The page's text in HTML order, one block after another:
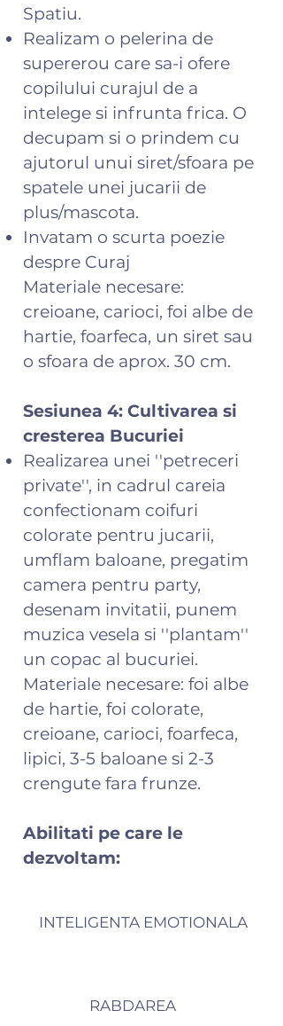
Spatiu.
Realizam o pelerina de
supererou care sa-i ofere
copilului curajul de a
intelege si infrunta frica. O
decupam si o prindem cu
ajutorul unui siret/sfoara pe
spatele unei jucarii de
plus/mascota.
Invatam o scurta poezie
despre Curaj
Materiale necesare:
creioane, carioci, foi albe de
hartie, foarfeca, un siret sau
o sfoara de aprox. 30 cm.
Sesiunea 4: Cultivarea si
cresterea Bucuriei
Realizarea unei ''petreceri
private'', in cadrul careia
confectionam coifuri
colorate pentru jucarii,
umflam baloane, pregatim
camera pentru party,
desenam invitatii, punem
muzica vesela si ''plantam''
un copac al bucuriei.
Materiale necesare: foi albe
de hartie, foi colorate,
creioane, carioci, foarfeca,
lipici, 3-5 baloane si 2-3
crengute fara frunze.
Abilitati pe care le
dezvoltam:
INTELIGENTA EMOTIONALA
RABDAREA